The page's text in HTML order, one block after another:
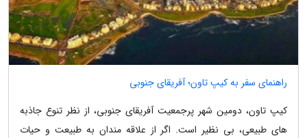
راهنمای سفر به کیپ تاون؛ آفریقای جنوبی
کیپ تاون، دومین شهر پرجمعیت آفریقای جنوبی، از نظر تنوع جاذبه
های طبیعی، بی نظیر است. اگر از علاقه مندان به طبیعت و حیات